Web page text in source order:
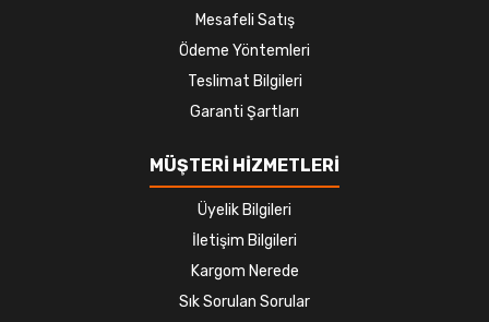
Mesafeli Satış
Ödeme Yöntemleri
Teslimat Bilgileri
Garanti Şartları
MÜŞTERİ HİZMETLERİ
Üyelik Bilgileri
İletişim Bilgileri
Kargom Nerede
Sık Sorulan Sorular